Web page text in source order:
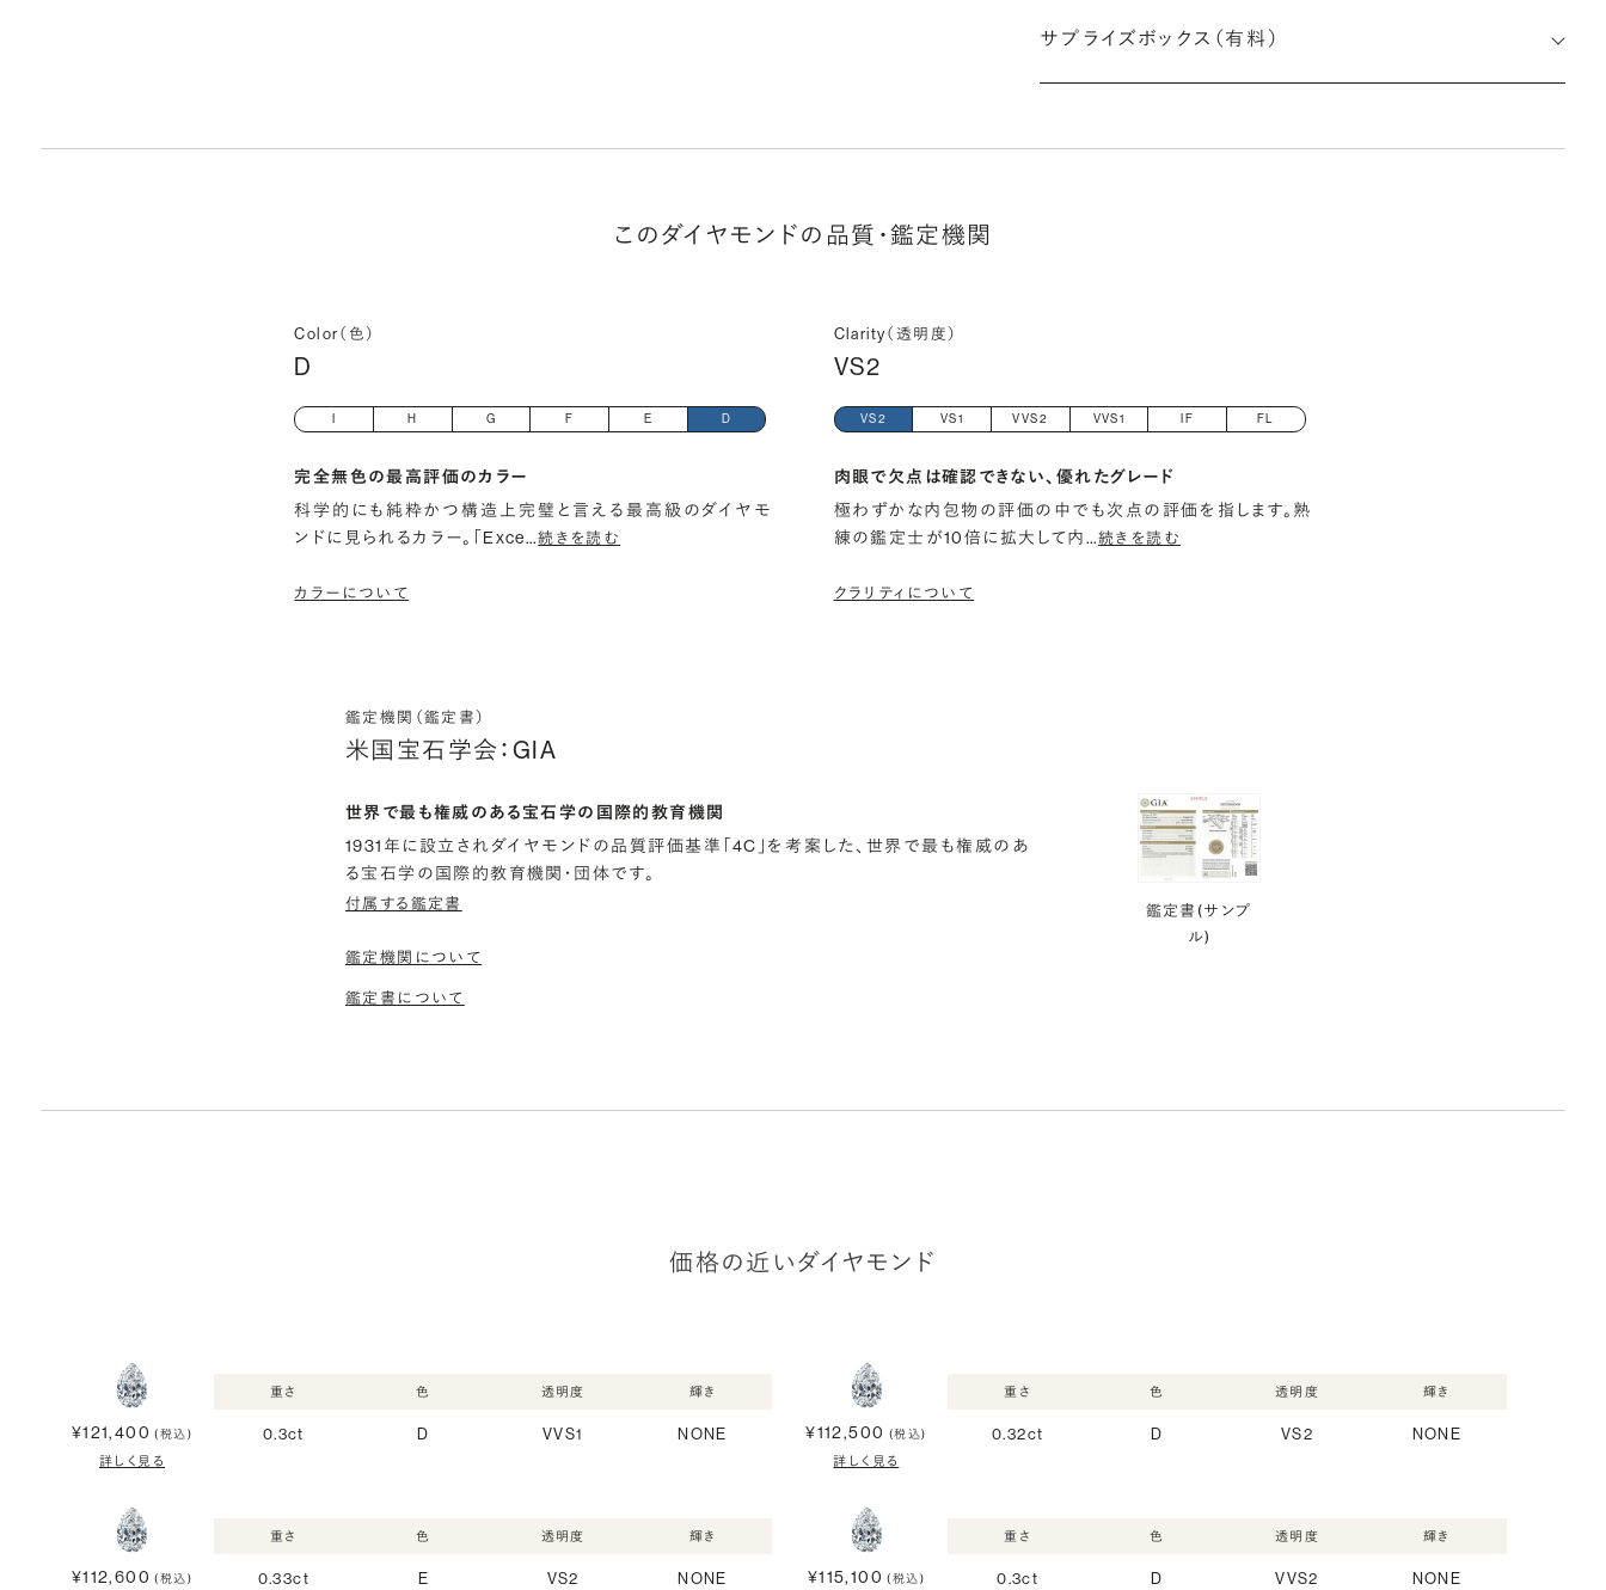
(長さx幅×深さ)
サプライズボックス（有料）
このダイヤモンドの品質・鑑定機関
Color（色）
D
H G F E D
完全無色の最高評価のカラー
科学的にも純粋かつ構造上完璧と言える最高級のダイヤモ
ンドに見られるカラー。「Exce…続きを読む
カラーについて
Clarity（透明度）
VS2
VS2 VS1 VVS2 VVS1 IF FL
肉眼で欠点は確認できない、優れたグレード
極わずかな内包物の評価の中でも次点の評価を指します。熟
練の鑑定士が10倍に拡大して内…続きを読む
クラリティについて
鑑定機関（鑑定書）
米国宝石学会：GIA
世界で最も権威のある宝石学の国際的教育機関
1931年に設立されダイヤモンドの品質評価基準「4C」を考案した、世界で最も権威のあ
る宝石学の国際的教育機関・団体です。
付属する鑑定書
鑑定機関について
鑑定書について
鑑定書(サンプ
ル)
価格の近いダイヤモンド
¥121,400 (税込)
詳しく見る
重さ
0.3ct
色
D
透明度
VVS1
輝き
NONE ¥112,500 (税込)
詳しく見る
重さ
0.32ct
色
D
透明度
VS2
輝き
NONE
¥112,600 (税込)
重さ
0.33ct
色
E
透明度
VS2
輝き
NONE ¥115,100 (税込)
重さ
0.3ct
色
D
透明度
VVS2
輝き
NONE